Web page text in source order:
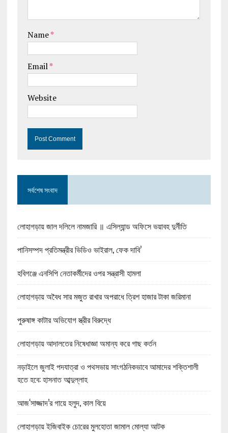
Name*
Email*
Website
সর্বশেষ সংবাদ
লোহাগড়ায় জাল দলিলে নামজারি ॥ এসিল্যান্ড অফিসে ভয়াবহ দুর্নীতি
পানিসম্পদ প্রতিমন্ত্রীর ভিডিও ভাইরাল, ফেক দাবি’
হবিগঞ্জে এনসিপি নেতাকর্মীদের ওপর সন্ত্রাসী হামলা
লোহাগড়ায় অবৈধ সার মজুত রাখার অপরাধে ত্রিশ হাজার টাকা জরিমানা
পুরুষাঙ্গ কাটার অভিযোগ স্ত্রীর বিরুদ্ধে
লোহাগড়ায় আদালতের নিষেধাজ্ঞা অমান্য করে গাছ কর্তন
নড়াইলে জুলাই পদযাত্রা ও পথসভায় সাংগঠনিকভাবে আমাদের শক্তিশালী
হতে হবে: হাসনাত আব্দুল্লাহ
আজ‘সাজ্জাদ’র গায়ে হলুদ, কাল বিয়ে
লোহাগড়ায় ইজিবাইক চোরের মুলহোতা জামাল মোল্যা আটক